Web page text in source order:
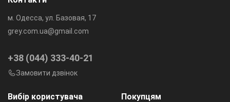
Вибір користувача Покупцям
м. Одесса, ул. Базовая, 17
grey.com.ua@gmail.com
+38 (044) 333-40-21
Замовити дзвінок